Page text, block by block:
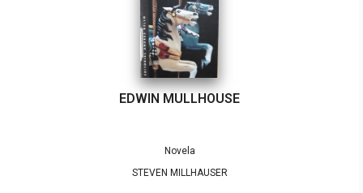
EDWIN MULLHOUSE
Novela
STEVEN MILLHAUSER